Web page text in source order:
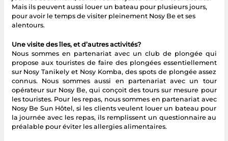
Mais ils peuvent aussi louer un bateau pour plusieurs jours,
pour avoir le temps de visiter pleinement Nosy Be et ses
alentours.
Une visite des îles, et d’autres activités?
Nous sommes en partenariat avec un club de plongée qui
propose aux touristes de faire des plongées essentiellement
sur Nosy Tanikely et Nosy Komba, des spots de plongée assez
connus. Nous sommes aussi en partenariat avec un tour
opérateur sur Nosy Be, qui conçoit des tours sur mesure pour
les touristes. Pour les repas, nous sommes en partenariat avec
Nosy Be Sun Hôtel, si les clients veulent louer un bateau pour
la journée avec les repas, ils remplissent un questionnaire au
préalable pour éviter les allergies alimentaires.